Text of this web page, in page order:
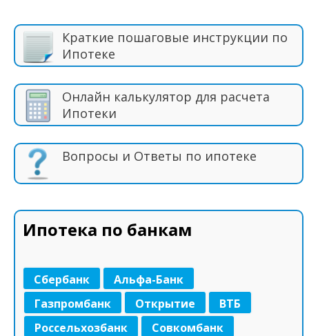
Краткие пошаговые инструкции по
Ипотеке
Онлайн калькулятор для расчета
Ипотеки
Вопросы и Ответы по ипотеке
Ипотека по банкам
Сбербанк
Альфа-Банк
Газпромбанк
Открытие
ВТБ
Россельхозбанк
Совкомбанк